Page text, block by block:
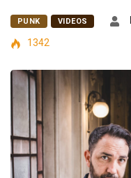
PUNK VIDEOS
1342